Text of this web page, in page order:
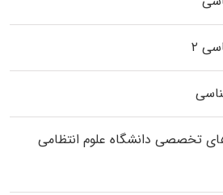
۲
تخصصی داﻧﺸﮕﺎه ﻋﻠﻮم انتظامی